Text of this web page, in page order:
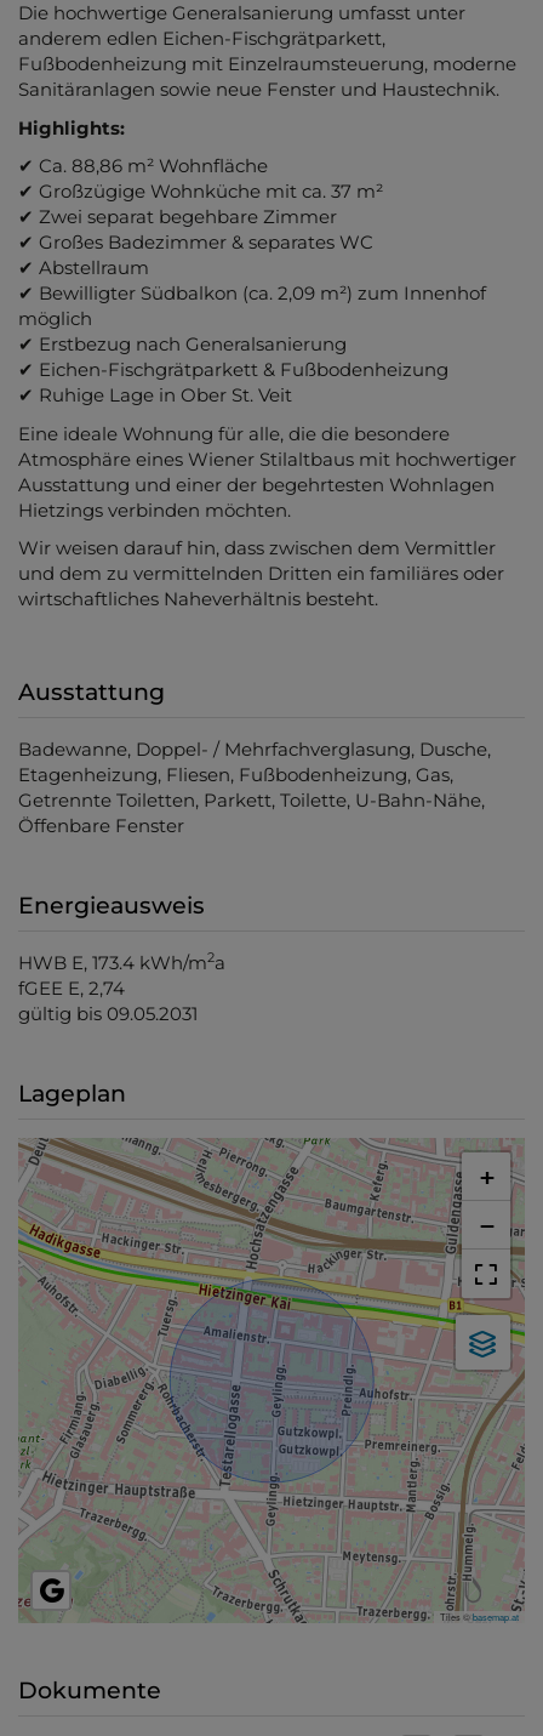
Die hochwertige Generalsanierung umfasst unter
anderem edlen Eichen-Fischgrätparkett,
Fußbodenheizung mit Einzelraumsteuerung, moderne
Sanitäranlagen sowie neue Fenster und Haustechnik.
Highlights:
✔ Ca. 88,86 m² Wohnfläche
✔ Großzügige Wohnküche mit ca. 37 m²
✔ Zwei separat begehbare Zimmer
✔ Großes Badezimmer & separates WC
✔ Abstellraum
✔ Bewilligter Südbalkon (ca. 2,09 m²) zum Innenhof
möglich
✔ Erstbezug nach Generalsanierung
✔ Eichen-Fischgrätparkett & Fußbodenheizung
✔ Ruhige Lage in Ober St. Veit
Eine ideale Wohnung für alle, die die besondere
Atmosphäre eines Wiener Stilaltbaus mit hochwertiger
Ausstattung und einer der begehrtesten Wohnlagen
Hietzings verbinden möchten.
Wir weisen darauf hin, dass zwischen dem Vermittler
und dem zu vermittelnden Dritten ein familiäres oder
wirtschaftliches Naheverhältnis besteht.
Ausstattung
Badewanne Doppel- / Mehrfachverglasung Dusche
Etagenheizung Fliesen Fußbodenheizung Gas
Getrennte Toiletten Parkett Toilette U-Bahn-Nähe
Öffenbare Fenster
Energieausweis
HWB E, 173.4 kWh/m2a
fGEE E, 2,74
gültig bis 09.05.2031
Lageplan
+
−
Tiles ©basemap.at
Dokumente